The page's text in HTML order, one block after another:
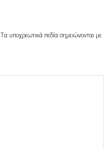
Τα υποχρεωτικά πεδία σημειώνονται με